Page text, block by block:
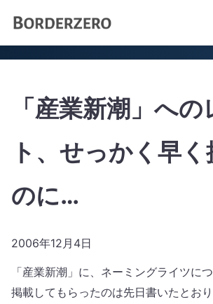
「産業新潮」へ
ト、せっかく早
のに…
2006年12月4日
「産業新潮」に、ネーミングライツに
掲載してもらったのは先日書いたとおり